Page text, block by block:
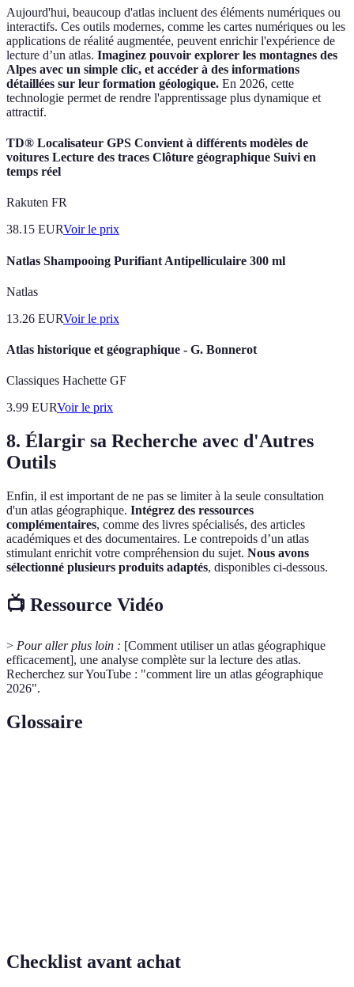
Aujourd'hui, beaucoup d'atlas incluent des éléments numériques ou
interactifs. Ces outils modernes, comme les cartes numériques ou les
applications de réalité augmentée, peuvent enrichir l'expérience de
lecture d’un atlas. Imaginez pouvoir explorer les montagnes des
Alpes avec un simple clic, et accéder à des informations
détaillées sur leur formation géologique. En 2026, cette
technologie permet de rendre l'apprentissage plus dynamique et
attractif.
TD® Localisateur GPS Convient à différents modèles de
voitures Lecture des traces Clôture géographique Suivi en
temps réel
Rakuten FR
38.15 EURVoir le prix
Natlas Shampooing Purifiant Antipelliculaire 300 ml
Natlas
13.26 EURVoir le prix
Atlas historique et géographique - G. Bonnerot
Classiques Hachette GF
3.99 EURVoir le prix
8. Élargir sa Recherche avec d'Autres
Outils
Enfin, il est important de ne pas se limiter à la seule consultation
d'un atlas géographique. Intégrez des ressources
complémentaires, comme des livres spécialisés, des articles
académiques et des documentaires. Le contrepoids d’un atlas
stimulant enrichit votre compréhension du sujet. Nous avons
sélectionné plusieurs produits adaptés, disponibles ci-dessous.
📺 Ressource Vidéo
> Pour aller plus loin : [Comment utiliser un atlas géographique
efficacement], une analyse complète sur la lecture des atlas.
Recherchez sur YouTube : "comment lire un atlas géographique
2026".
Glossaire
Checklist avant achat